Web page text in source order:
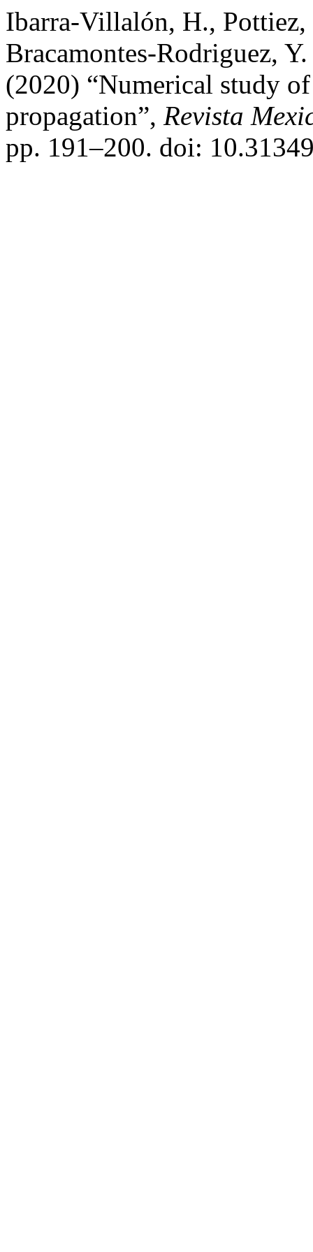
Ibarra-Villalón, H.,
Bracamontes-Rodriguez,
(2020) “Numerical study
propagation”, Revista
pp. 191–200. doi: